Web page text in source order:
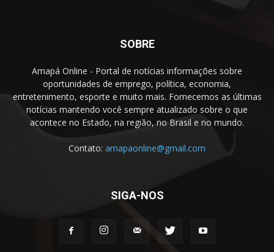
SOBRE
Amapá Online - Portal de notícias informações sobre
oportunidades de emprego, política, economia,
entretenimento, esporte e muito mais. Fornecemos as últimas
notícias mantendo você sempre atualizado sobre o que
acontece no Estado, na região, no Brasil e no mundo.
Contato: amapaonline@gmail.com
SIGA-NOS